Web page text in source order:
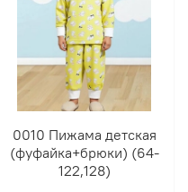
0010 Пижама детская
(фуфайка+брюки) (64-
122,128)